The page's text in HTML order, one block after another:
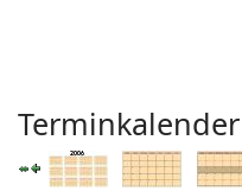
Terminkalender